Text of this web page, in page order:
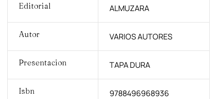
Editorial ALMUZARA
Autor VARIOS AUTORES
Presentacion TAPA DURA
Isbn 9788496968936